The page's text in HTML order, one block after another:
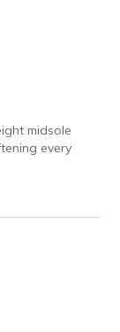
midsole
every